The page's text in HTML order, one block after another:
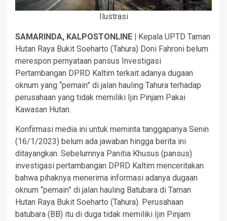
Ilustrasi
SAMARINDA, KALPOSTONLINE |
Kepala UPTD Taman
Hutan Raya Bukit Soeharto (Tahura) Doni Fahroni belum
merespon pernyataan pansus Investigasi
Pertambangan DPRD Kaltim terkait adanya dugaan
oknum yang “pemain” di jalan hauling Tahura terhadap
perusahaan yang tidak memiliki Ijin Pinjam Pakai
Kawasan Hutan.
Konfirmasi media ini untuk meminta tanggapanya Senin
(16/1/2023) belum ada jawaban hingga berita ini
ditayangkan. Sebelumnya Panitia Khusus (pansus)
investigasi pertambangan DPRD Kaltim menceritakan
bahwa pihaknya menerima informasi adanya dugaan
oknum “pemain” di jalan hauling Batubara di Taman
Hutan Raya Bukit Soeharto (Tahura). Perusahaan
batubara (BB) itu di duga tidak memiliki Ijin Pinjam